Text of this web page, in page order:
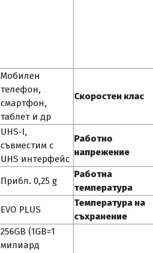
Мобилен
телефон,
смартфон,
таблет и др
Скоростен клас
UHS-I,
съвместим с
UHS интерфейс
Работно
напрежение
Прибл. 0,25 g
Работна
температура
EVO PLUS
Температура на
съхранение
256GB (1GB=1
милиард